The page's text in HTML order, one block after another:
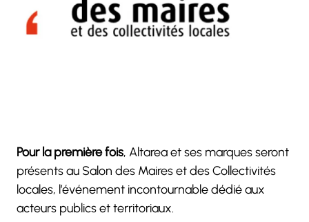
Pour la première fois, Altarea et ses marques seront
présents au Salon des Maires et des Collectivités
locales, l’événement incontournable dédié aux
acteurs publics et territoriaux.